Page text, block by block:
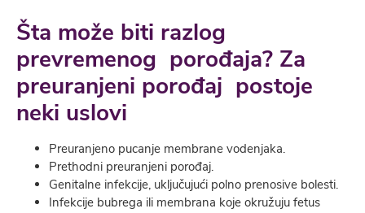
Šta može biti razlog
prevremenog porođaja? Za
preuranjeni porođaj postoje
neki uslovi
Preuranjeno pucanje membrane vodenjaka.
Prethodni preuranjeni porođaj.
Genitalne infekcije, uključujući polno prenosive bolesti.
Infekcije bubrega ili membrana koje okružuju fetus